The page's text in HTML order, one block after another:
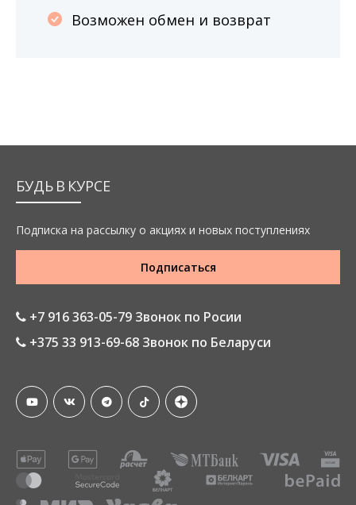
Возможен обмен и возврат
БУДЬ В КУРСЕ
Подписка на рассылку о акциях и новых поступлениях
Подписаться
+7 916 363-05-79 Звонок по Росии
+375 33 913-69-68 Звонок по Беларуси